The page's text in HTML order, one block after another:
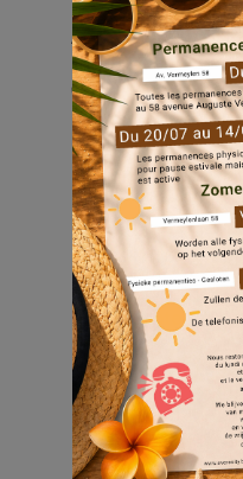
Au programme :
✅ Une
social à Bruxelles
@shb.
Un focus sur nos
du patrimoine,
et qualité de vie
Le promoteur
aperçu du projet «
qui est une
aux besoins en
Ces échanges